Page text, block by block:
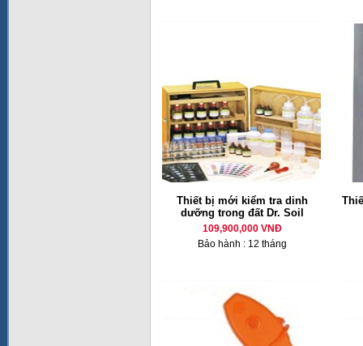
Thiết bị mới kiểm tra dinh
dưỡng trong đất Dr. Soil
109,900,000 VNĐ
Bảo hành : 12 tháng